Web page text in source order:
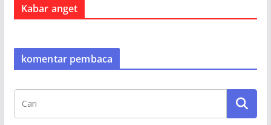
Kabar anget
komentar pembaca